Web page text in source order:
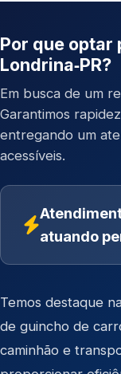
Por que optar
Londrina‑PR?
Em busca de um
Garantimos
entregando um
acessíveis.
atuando
Temos destaque
de guincho de
caminhão e